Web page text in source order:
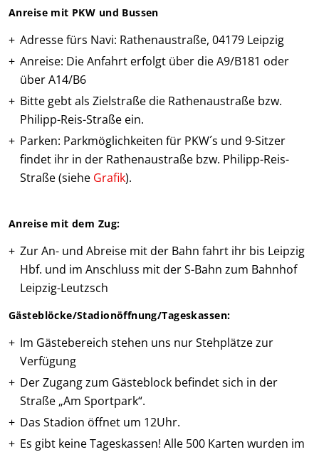
MITGLIEDER
Anreise mit PKW und Bussen
Adresse fürs Navi: Rathenaustraße, 04179 Leipzig
Anreise: Die Anfahrt erfolgt über die A9/B181 oder
über A14/B6
Bitte gebt als Zielstraße die Rathenaustraße bzw.
Philipp-Reis-Straße ein.
Parken: Parkmöglichkeiten für PKW´s und 9-Sitzer
findet ihr in der Rathenaustraße bzw. Philipp-Reis-
Straße (siehe Grafik).
Anreise mit dem Zug:
Zur An- und Abreise mit der Bahn fahrt ihr bis Leipzig
Hbf. und im Anschluss mit der S-Bahn zum Bahnhof
Leipzig-Leutzsch
Gästeblöcke/Stadionöffnung/Tageskassen:
Im Gästebereich stehen uns nur Stehplätze zur
Verfügung
Der Zugang zum Gästeblock befindet sich in der
Straße „Am Sportpark“.
Das Stadion öffnet um 12Uhr.
Es gibt keine Tageskassen! Alle 500 Karten wurden im